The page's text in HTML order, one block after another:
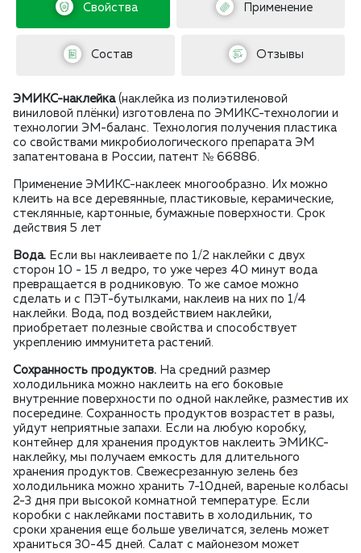
Свойства Применение
Состав Отзывы
ЭМИКС-наклейка(наклейка из полиэтиленовой
виниловой плёнки) изготовлена по ЭМИКС-технологии и
технологии ЭМ-баланс. Технология получения пластика
со свойствами микробиологического препарата ЭМ
запатентована в России, патент № 66886.
Применение ЭМИКС-наклеек многообразно. Их можно
клеить на все деревянные, пластиковые, керамические,
стеклянные, картонные, бумажные поверхности. Срок
действия 5 лет
Вода. Если вы наклеиваете по 1/2 наклейки с двух
сторон 10 - 15 л ведро, то уже через 40 минут вода
превращается в родниковую. То же самое можно
сделать и с ПЭТ-бутылками, наклеив на них по 1/4
наклейки. Вода, под воздействием наклейки,
приобретает полезные свойства и способствует
укреплению иммунитета растений.
Сохранность продуктов. На средний размер
холодильника можно наклеить на его боковые
внутренние поверхности по одной наклейке, разместив их
посередине. Сохранность продуктов возрастет в разы,
уйдут неприятные запахи. Если на любую коробку,
контейнер для хранения продуктов наклеить ЭМИКС-
наклейку, мы получаем емкость для длительного
хранения продуктов. Свежесрезанную зелень без
холодильника можно хранить 7-10дней, вареные колбасы
2-3 дня при высокой комнатной температуре. Если
коробки с наклейками поставить в холодильник, то
сроки хранения еще больше увеличатся, зелень может
храниться 30-45 дней. Салат с майонезом может